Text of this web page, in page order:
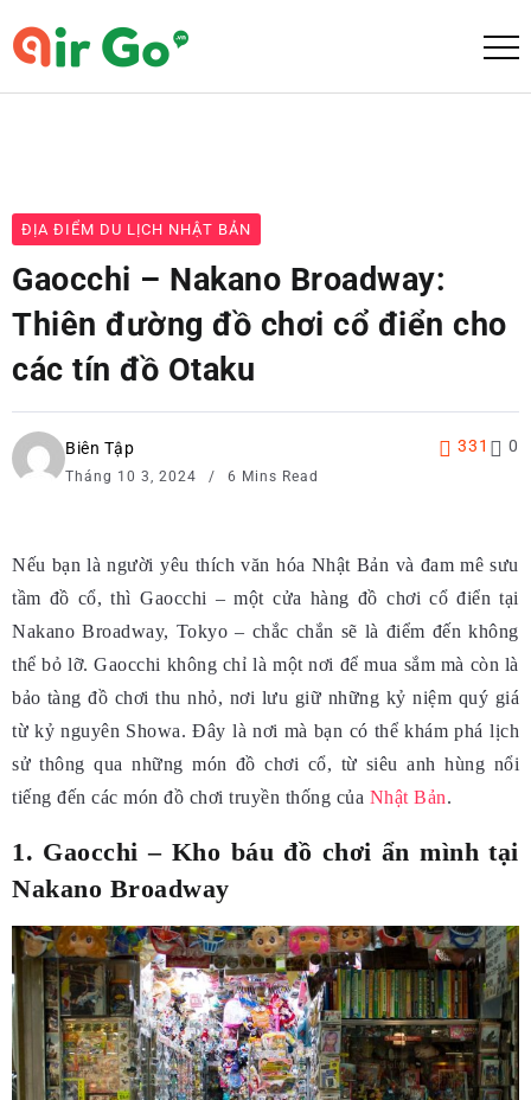
ĐỊA ĐIỂM DU LỊCH NHẬT BẢN
Gaocchi – Nakano Broadway:
Thiên đường đồ chơi cổ điển cho
các tín đồ Otaku
Biên Tập
Tháng 10 3, 2024 6 Mins Read
331 0
Nếu bạn là người yêu thích văn hóa Nhật Bản và đam mê sưu
tầm đồ cổ, thì Gaocchi – một cửa hàng đồ chơi cổ điển tại
Nakano Broadway, Tokyo – chắc chắn sẽ là điểm đến không
thể bỏ lỡ. Gaocchi không chỉ là một nơi để mua sắm mà còn là
bảo tàng đồ chơi thu nhỏ, nơi lưu giữ những kỷ niệm quý giá
từ kỷ nguyên Showa. Đây là nơi mà bạn có thể khám phá lịch
sử thông qua những món đồ chơi cổ, từ siêu anh hùng nổi
tiếng đến các món đồ chơi truyền thống của Nhật Bản.
1. Gaocchi – Kho báu đồ chơi ẩn mình tại
Nakano Broadway